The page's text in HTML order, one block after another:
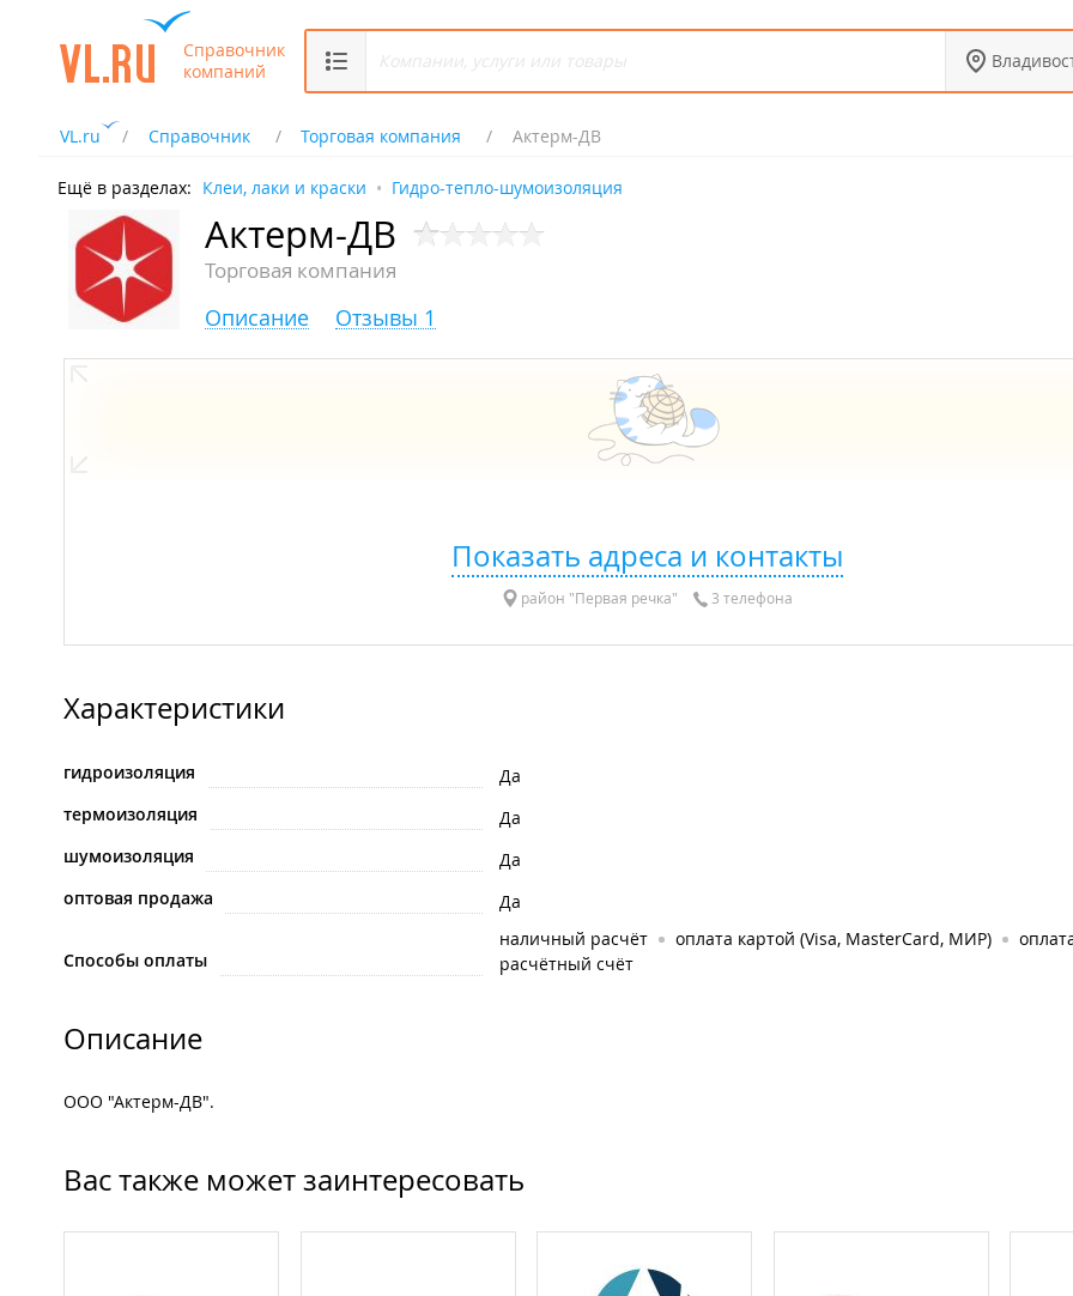
Справочник
компаний
VL.ru Справочник Торговая компания Актерм-ДВ
Ещё в разделах: Клеи, лаки и краски Гидро-тепло-шумоизоляция
Актерм-ДВ
Торговая компания
Описание Отзывы 1
Показать адреса и контакты
район "Первая речка" 3 телефона
Характеристики
гидроизоляция
Да
термоизоляция
Да
шумоизоляция
Да
оптовая продажа
Да
Способы оплаты
наличный расчёт оплата картой (Visa, MasterCard, МИР)
расчётный счёт
Описание
ООО "Актерм-ДВ".
Вас также может заинтересовать